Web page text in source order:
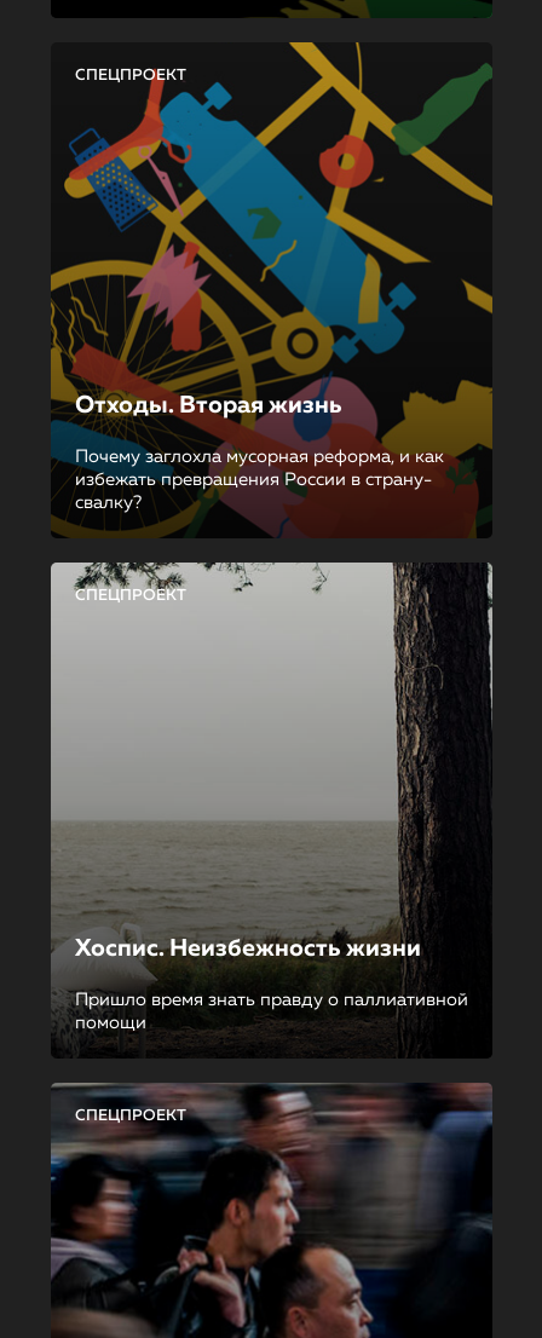
СПЕЦПРОЕКТ
Отходы. Вторая жизнь
Почему заглохла мусорная реформа, и как
избежать превращения России в страну-
свалку?
СПЕЦПРОЕКТ
Хоспис. Неизбежность жизни
Пришло время знать правду о паллиативной
помощи
СПЕЦПРОЕКТ